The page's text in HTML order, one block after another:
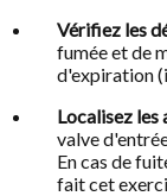
Vérifiez les
fumée et de
d'expiration
Localisez les
valve
En cas de
fait cet